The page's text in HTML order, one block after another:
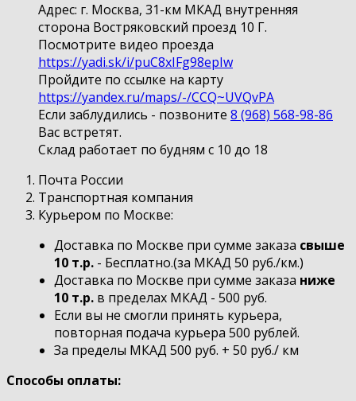
Адрес: г. Москва, 31-км МКАД внутренняя
сторона Востряковский проезд 10 Г.
Посмотрите видео проезда
https://yadi.sk/i/puC8xIFg98epIw
Пройдите по ссылке на карту
https://yandex.ru/maps/-/CCQ~UVQvPA
Если заблудились - позвоните 8 (968) 568-98-86
Вас встретят.
Склад работает по будням с 10 до 18
Почта России
Транспортная компания
Курьером по Москве:
Доставка по Москве при сумме заказа свыше
10 т.р. - Бесплатно.(за МКАД 50 руб./км.)
Доставка по Москве при сумме заказа ниже
10 т.р. в пределах МКАД - 500 руб.
Если вы не смогли принять курьера,
повторная подача курьера 500 рублей.
За пределы МКАД 500 руб. + 50 руб./ км
Способы оплаты: